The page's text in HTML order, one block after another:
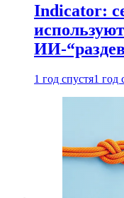
Indicator:
ИИ-
1 год спустя1 год